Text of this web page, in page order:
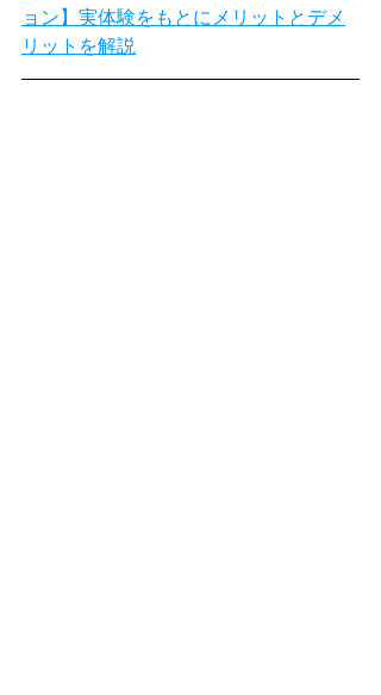
ョン】実体験をもとにメリットとデメ
リットを解説